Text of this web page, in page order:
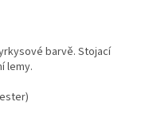
barvě. Stojací
lemy.